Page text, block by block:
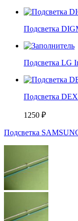
Подсветка
Подсветка LG
Подсветка
1250 ₽
Подсветка